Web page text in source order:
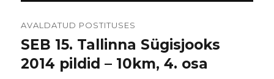
AVALDATUD POSTITUSES
SEB 15. Tallinna Sügisjooks
2014 pildid – 10km, 4. osa